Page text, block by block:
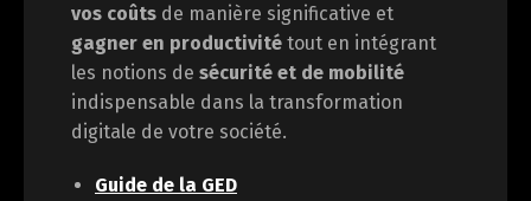
vos coûts de manière significative et
gagner en productivité tout en intégrant
les notions de sécurité et de mobilité
indispensable dans la transformation
digitale de votre société.
Guide de la GED